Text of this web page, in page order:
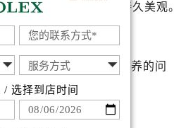
的保养指南以确保其持久美观
于劳力士手表维护和保养的问
/ 选择到店时间